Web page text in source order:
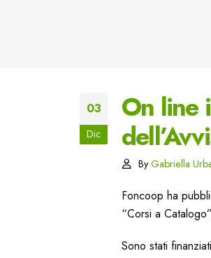
03
Dic
On line
By Gabriella
Foncoop ha
“Corsi a
Sono stati